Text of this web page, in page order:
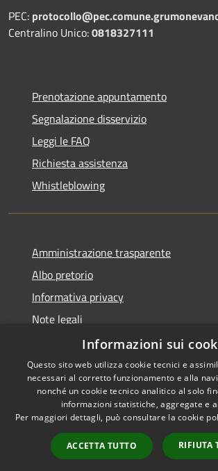
PEC:
Centralino Unico:0818327111
Prenotazione appuntamento
Segnalazione disservizio
Leggi le FAQ
Richiesta assistenza
Whistleblowing
Amministrazione trasparente
Albo pretorio
Informativa privacy
Note legali
Dichiarazione di accessibilità
RSS
Accessibilità
Copyright
Informazioni sui
Questo sito web utilizza cookie tecnici e
necessari al corretto funzionamento e alla
nonché un cookie tecnico analitico al solo
informazioni statistiche, aggregate e
Per maggiori dettagli, può consultare la cookie
ACCETTA TUTTO RIFIUTA